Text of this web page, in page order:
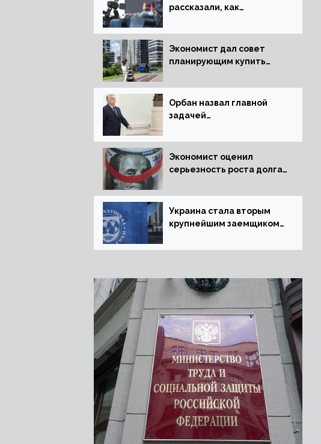
рассказали, как
для российской
экономики
Экономист дал совет
планирующим купить
Орбан назвал главной
задачей
Венгрии в Совете ЕС
борьбу за мир
Экономист оценил
серьезность роста долга
Украина стала вторым
крупнейшим заемщиком